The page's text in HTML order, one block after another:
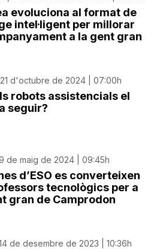
evoluciona al format de
intel·ligent per millorar
a la gent gran
d'octubre de 2024 | 07:00h
robots assistencials el
seguir?
de maig de 2024 | 09:45h
d’ESO es converteixen
tecnològics per a
gran de Camprodon
de desembre de 2023 | 10:36h